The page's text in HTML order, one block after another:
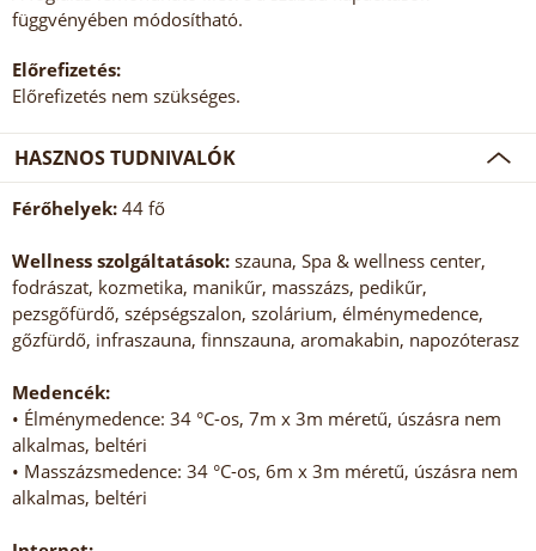
függvényében módosítható.
Előrefizetés:
Előrefizetés nem szükséges.
HASZNOS TUDNIVALÓK
Férőhelyek: 44 fő
Wellness szolgáltatások: szauna, Spa & wellness center,
fodrászat, kozmetika, manikűr, masszázs, pedikűr,
pezsgőfürdő, szépségszalon, szolárium, élménymedence,
gőzfürdő, infraszauna, finnszauna, aromakabin, napozóterasz
Medencék:
• Élménymedence: 34 °C-os, 7m x 3m méretű, úszásra nem
alkalmas, beltéri
• Masszázsmedence: 34 °C-os, 6m x 3m méretű, úszásra nem
alkalmas, beltéri